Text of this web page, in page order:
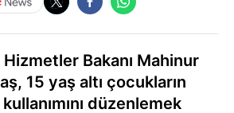
Bakanı Mahinur
15 yaş altı çocukların
düzenlemek